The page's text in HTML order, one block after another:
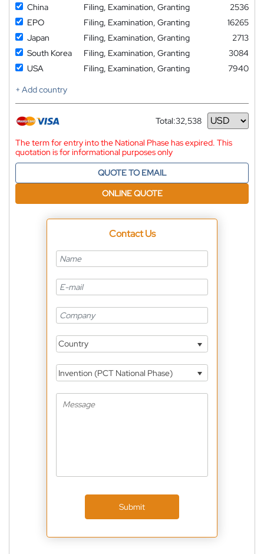
China Filing, Examination, Granting
2536
EPO
Filing, Examination, Granting
16265
Japan
Filing, Examination, Granting
2713
South Korea
Filing, Examination, Granting
3084
USA
Filing, Examination, Granting
7940
+ Add country
Total:32,538
Currency
The term for entry into the National Phase has expired. This
quotation is for informational purposes only
QUOTE TO EMAIL
ONLINE QUOTE
Contact Us
Country
Invention (PCT National Phase)
Submit